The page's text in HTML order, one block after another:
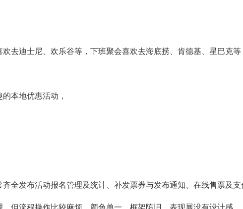
去迪士尼、欢乐谷等，下班聚会喜欢去海底捞、肯德基、星巴克
本地优惠活动，
全发布活动报名管理及统计、补发票券与发布通知、在线售票及支
但流程操作比较麻烦。颜色单一、框架陈旧、表现展没有设计感。